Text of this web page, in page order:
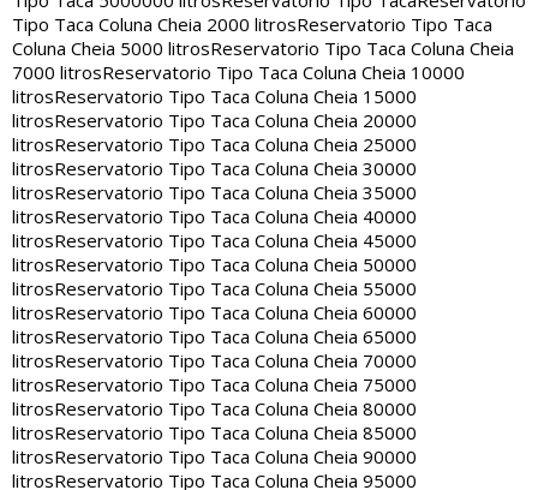
Tipo Taca Coluna Cheia 2000 litrosReservatorio Tipo Taca
Coluna Cheia 5000 litrosReservatorio Tipo Taca Coluna Cheia
7000 litrosReservatorio Tipo Taca Coluna Cheia 10000
litrosReservatorio Tipo Taca Coluna Cheia 15000
litrosReservatorio Tipo Taca Coluna Cheia 20000
litrosReservatorio Tipo Taca Coluna Cheia 25000
litrosReservatorio Tipo Taca Coluna Cheia 30000
litrosReservatorio Tipo Taca Coluna Cheia 35000
litrosReservatorio Tipo Taca Coluna Cheia 40000
litrosReservatorio Tipo Taca Coluna Cheia 45000
litrosReservatorio Tipo Taca Coluna Cheia 50000
litrosReservatorio Tipo Taca Coluna Cheia 55000
litrosReservatorio Tipo Taca Coluna Cheia 60000
litrosReservatorio Tipo Taca Coluna Cheia 65000
litrosReservatorio Tipo Taca Coluna Cheia 70000
litrosReservatorio Tipo Taca Coluna Cheia 75000
litrosReservatorio Tipo Taca Coluna Cheia 80000
litrosReservatorio Tipo Taca Coluna Cheia 85000
litrosReservatorio Tipo Taca Coluna Cheia 90000
litrosReservatorio Tipo Taca Coluna Cheia 95000